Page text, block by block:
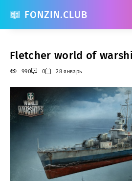
FONZIN.CLUB
Fletcher world of
990 0 28 январь